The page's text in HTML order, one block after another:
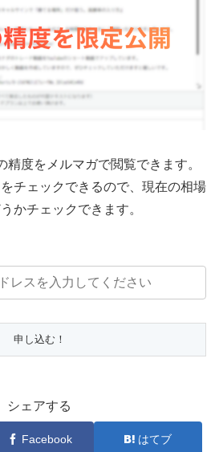
精度をメルマガで閲覧できます。
チェックできるので、現在の相場
かチェックできます。
シェアする
Facebook はてブ